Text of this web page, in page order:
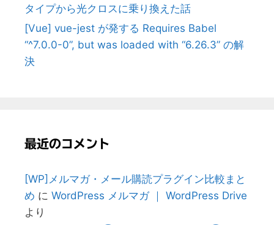
タイプから光クロスに乗り換えた話
[Vue] vue-jest が発する Requires Babel
“^7.0.0-0”, but was loaded with “6.26.3” の解
決
最近のコメント
[WP]メルマガ・メール購読プラグイン比較まと
め に WordPress メルマガ ｜ WordPress Drive
より